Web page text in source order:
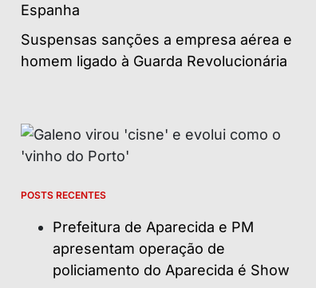
Espanha
Suspensas sanções a empresa aérea e
homem ligado à Guarda Revolucionária
POSTS RECENTES
Prefeitura de Aparecida e PM
apresentam operação de
policiamento do Aparecida é Show